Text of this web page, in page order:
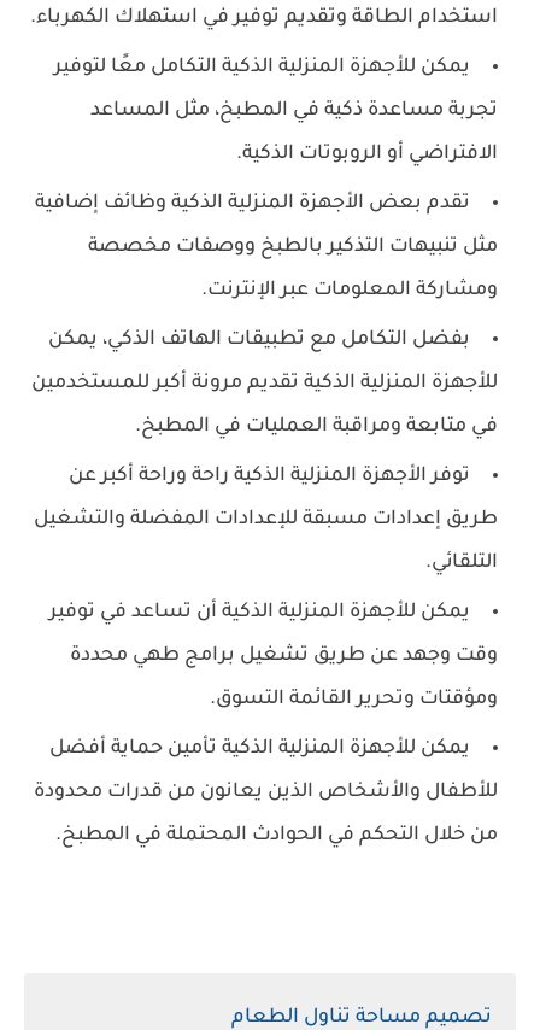
استخدام الطاقة وتقديم توفير في استهلاك الكهرباء.
يمكن للأجهزة المنزلية الذكية التكامل معًا لتوفير
تجربة مساعدة ذكية في المطبخ، مثل المساعد
الافتراضي أو الروبوتات الذكية.
تقدم بعض الأجهزة المنزلية الذكية وظائف إضافية
مثل تنبيهات التذكير بالطبخ ووصفات مخصصة
ومشاركة المعلومات عبر الإنترنت.
بفضل التكامل مع تطبيقات الهاتف الذكي، يمكن
للأجهزة المنزلية الذكية تقديم مرونة أكبر للمستخدمين
في متابعة ومراقبة العمليات في المطبخ.
توفر الأجهزة المنزلية الذكية راحة وراحة أكبر عن
طريق إعدادات مسبقة للإعدادات المفضلة والتشغيل
التلقائي.
يمكن للأجهزة المنزلية الذكية أن تساعد في توفير
وقت وجهد عن طريق تشغيل برامج طهي محددة
ومؤقتات وتحرير القائمة التسوق.
يمكن للأجهزة المنزلية الذكية تأمين حماية أفضل
للأطفال والأشخاص الذين يعانون من قدرات محدودة
من خلال التحكم في الحوادث المحتملة في المطبخ.
تصميم مساحة تناول الطعام